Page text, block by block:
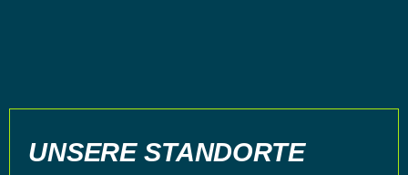
UNSERE STANDORTE